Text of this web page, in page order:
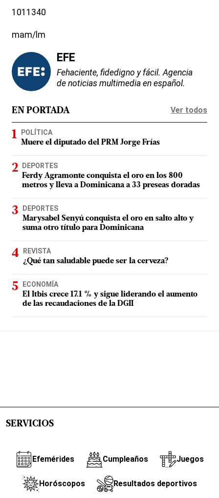
1011340
mam/lm
EFE
Fehaciente, fidedigno y fácil. Agencia
de noticias multimedia en español.
EN PORTADA Ver todos
POLÍTICA
Muere el diputado del PRM Jorge Frías
DEPORTES
Ferdy Agramonte conquista el oro en los 800
metros y lleva a Dominicana a 33 preseas doradas
DEPORTES
Marysabel Senyú conquista el oro en salto alto y
suma otro título para Dominicana
REVISTA
¿Qué tan saludable puede ser la cerveza?
ECONOMÍA
El Itbis crece 17.1 % y sigue liderando el aumento
de las recaudaciones de la DGII
SERVICIOS
Efemérides Cumpleaños Juegos
Horóscopos Resultados deportivos